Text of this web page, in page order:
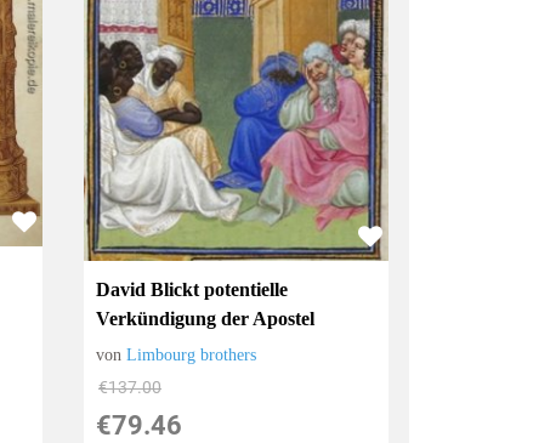
David Blickt potentielle
Verkündigung der Apostel
vonLimbourg brothers
€137.00
€79.46